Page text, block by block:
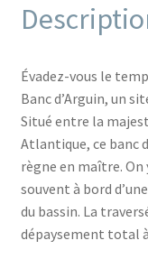
Évadez-vous le
Banc d’Arguin, un
Situé entre la
Atlantique, ce banc
règne en maître. On
souvent à bord
du bassin. La
dépaysement total